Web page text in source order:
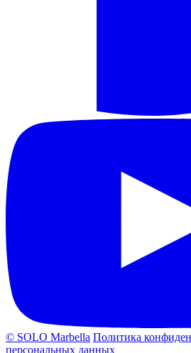
© SOLO Marbella Политика
персональных данных